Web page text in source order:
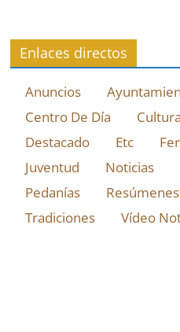
Enlaces directos
Anuncios
Centro De Día
Cultura
Destacado
Etc
Juventud
Noticias
Pedanías
Resúmenes
Tradiciones
Vídeo